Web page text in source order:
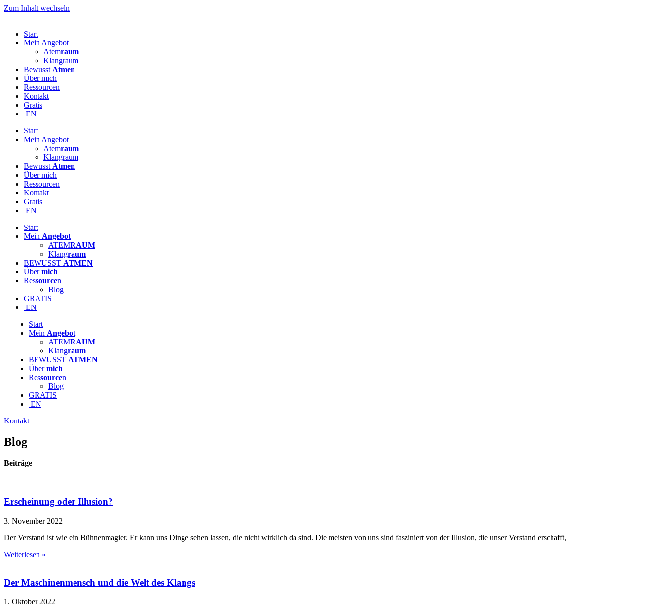
Zum Inhalt wechseln
Start
Mein Angebot
Atemraum
Klangraum
Bewusst Atmen
Über mich
Ressourcen
Kontakt
Gratis
EN
Start
Mein Angebot
Atemraum
Klangraum
Bewusst Atmen
Über mich
Ressourcen
Kontakt
Gratis
EN
Start
Mein Angebot
ATEMRAUM
Klangraum
BEWUSST ATMEN
Übermich
Ressourcen
Blog
GRATIS
EN
Start
Mein Angebot
ATEMRAUM
Klangraum
BEWUSST ATMEN
Übermich
Ressourcen
Blog
GRATIS
EN
Kontakt
Blog
Beiträge
Erscheinung oder Illusion?
3. November 2022
Der Verstand ist wie ein Bühnenmagier. Er kann uns Dinge sehen lassen, die nicht wirklich da sind. Die meisten von uns sind fasziniert von der Illusion, die unser Verstand erschafft,
Weiterlesen »
Der Maschinenmensch und die Welt des Klangs
1. Oktober 2022